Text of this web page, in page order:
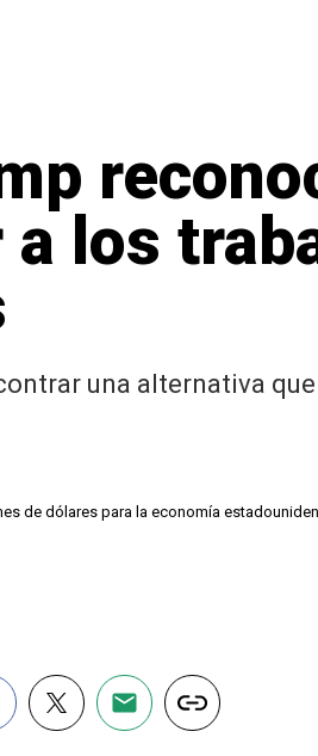
a los
una alternativa
de dólares para la economía